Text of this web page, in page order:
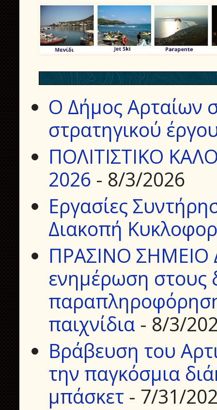
Ο Δήμος Αρταίων
στρατηγικού
ΠΟΛΙΤΙΣΤΙΚΟ
2026 - 8/3/2026
Εργασίες
Διακοπή
ΠΡΑΣΙΝΟ
ενημέρωση στους
παιχνίδια - 8/3/
Βράβευση του
την παγκόσμια
μπάσκετ - 7/31/